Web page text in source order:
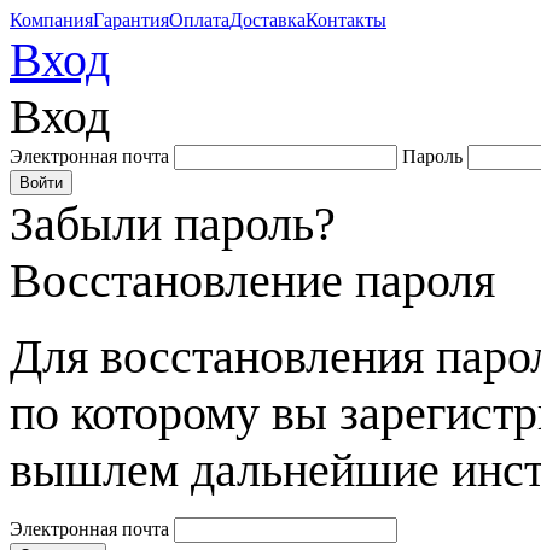
КомпанияГарантияОплатаДоставкаКонтакты
Вход
Вход
Электронная почта Пароль
Забыли пароль?
Восстановление пароля
Для восстановления
по которому вы
вышлем дальнейшие
Электронная почта